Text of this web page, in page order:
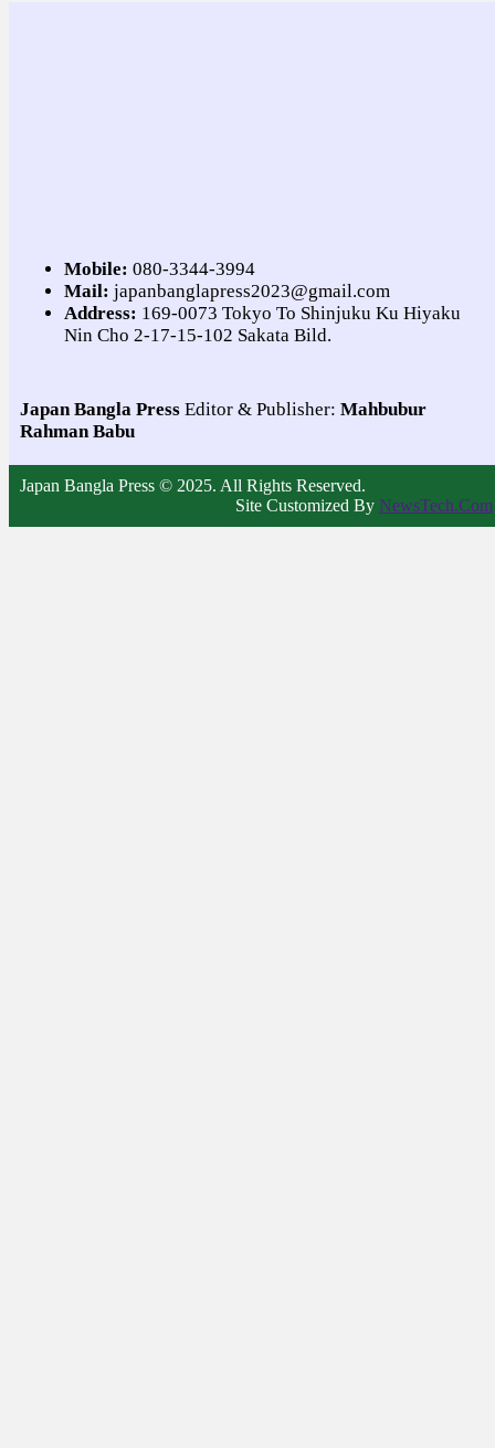
Mobile: 080-3344-3994
Mail: japanbanglapress2023@gmail.com
Address: 169-0073 Tokyo To Shinjuku Ku Hiyaku
Nin Cho 2-17-15-102 Sakata Bild.
Japan Bangla Press Editor & Publisher: Mahbubur
Rahman Babu
Japan Bangla Press © 2025. All Rights Reserved.
Site Customized By NewsTech.Com